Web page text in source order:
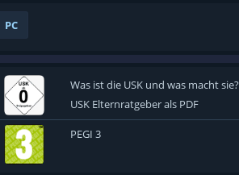
PC
Was ist die USK und was macht sie?
USK Elternratgeber als PDF
PEGI 3